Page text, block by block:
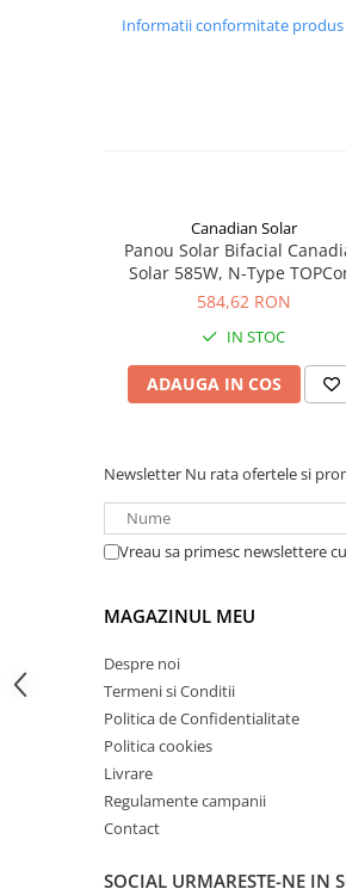
Prize de incarcare vehicule
Turbine eoliene pentru casă
Acumulatori VRLA AGM/GEL /
Tractiune / LiFePo4
Baterii si acumulatori AGM VRLA
Acumulatori Moto, ATV
SLA AGM (Sealed Lead Acid)
Deep Cycle - Tractiune/Semi-
Marine & Caravan
Pachete acumulatori VRLA
Sisteme de management (BMS)
Informatii conformitate produs
Canadian Solar
Panou Solar Bifacial
Solar 585W, N-Type
CS6W-TB-SF-BIF
584,62 RON
IN STOC
ADAUGA IN COS
Newsletter Nu rata ofertele si
Vreau sa primesc newslettere
MAGAZINUL MEU
Despre noi
Termeni si Conditii
Politica de Confidentialitate
Politica cookies
Livrare
Regulamente campanii
Contact
SOCIAL URMARESTE-NE IN